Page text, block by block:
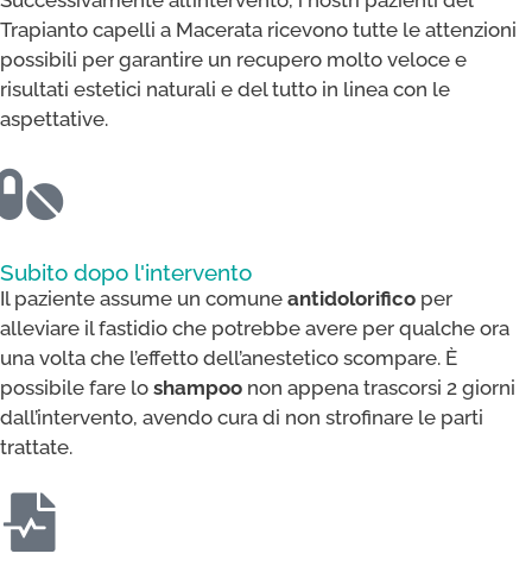
Trapianto capelli a Macerata ricevono tutte le attenzioni
possibili per garantire un recupero molto veloce e
risultati estetici naturali e del tutto in linea con le
aspettative.
Subito dopo l'intervento
Il paziente assume un comune antidolorifico per
alleviare il fastidio che potrebbe avere per qualche ora
una volta che l’effetto dell’anestetico scompare. È
possibile fare lo shampoo non appena trascorsi 2 giorni
dall’intervento, avendo cura di non strofinare le parti
trattate.